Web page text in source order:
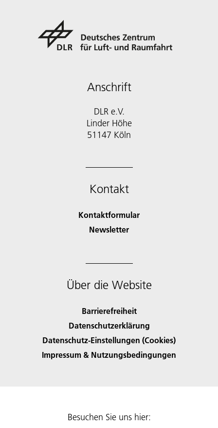
Anschrift
DLR e.V.
Linder Höhe
51147 Köln
Kontakt
Kontaktformular
Newsletter
Über die Website
Barrierefreiheit
Datenschutzerklärung
Datenschutz-Einstellungen (Cookies)
Impressum & Nutzungsbedingungen
Besuchen Sie uns hier: